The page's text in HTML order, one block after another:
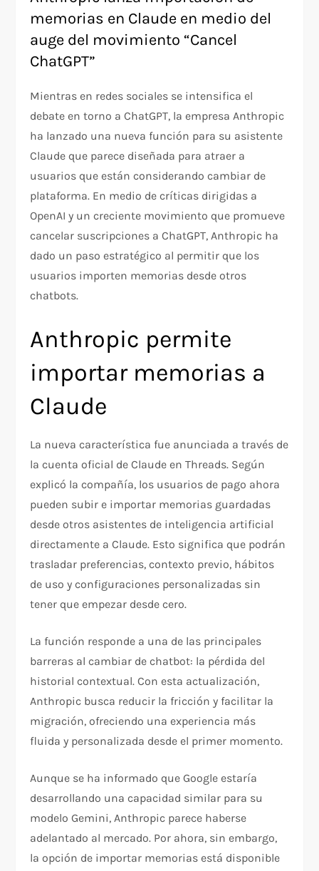
memorias en Claude en medio del
auge del movimiento “Cancel
ChatGPT”
Mientras en redes sociales se intensifica el
debate en torno a ChatGPT, la empresa Anthropic
ha lanzado una nueva función para su asistente
Claude que parece diseñada para atraer a
usuarios que están considerando cambiar de
plataforma. En medio de críticas dirigidas a
OpenAI y un creciente movimiento que promueve
cancelar suscripciones a ChatGPT, Anthropic ha
dado un paso estratégico al permitir que los
usuarios importen memorias desde otros
chatbots.
Anthropic permite
importar memorias a
Claude
La nueva característica fue anunciada a través de
la cuenta oficial de Claude en Threads. Según
explicó la compañía, los usuarios de pago ahora
pueden subir e importar memorias guardadas
desde otros asistentes de inteligencia artificial
directamente a Claude. Esto significa que podrán
trasladar preferencias, contexto previo, hábitos
de uso y configuraciones personalizadas sin
tener que empezar desde cero.
La función responde a una de las principales
barreras al cambiar de chatbot: la pérdida del
historial contextual. Con esta actualización,
Anthropic busca reducir la fricción y facilitar la
migración, ofreciendo una experiencia más
fluida y personalizada desde el primer momento.
Aunque se ha informado que Google estaría
desarrollando una capacidad similar para su
modelo Gemini, Anthropic parece haberse
adelantado al mercado. Por ahora, sin embargo,
la opción de importar memorias está disponible